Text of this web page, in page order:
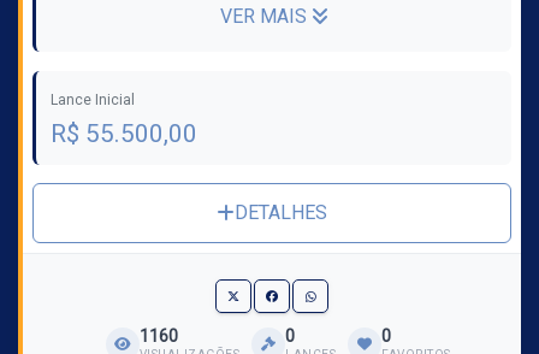
VER MAIS
Lance Inicial
R$ 55.500,00
DETALHES
1160 0 0